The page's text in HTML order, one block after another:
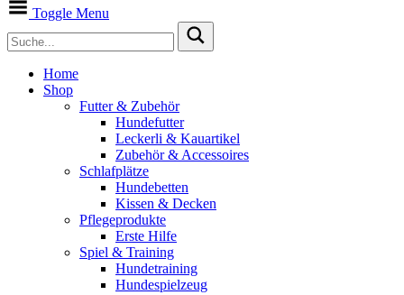
Toggle Menu
Home
Shop
Futter & Zubehör
Hundefutter
Leckerli & Kauartikel
Zubehör & Accessoires
Schlafplätze
Hundebetten
Kissen & Decken
Pflegeprodukte
Erste Hilfe
Spiel & Training
Hundetraining
Hundespielzeug